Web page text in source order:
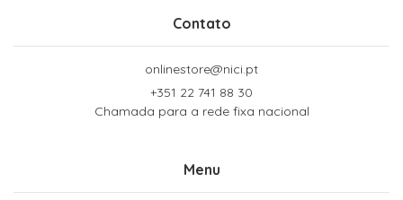
Contato
onlinestore@nici.pt
+351 22 741 88 30
Chamada para a rede fixa nacional
Menu